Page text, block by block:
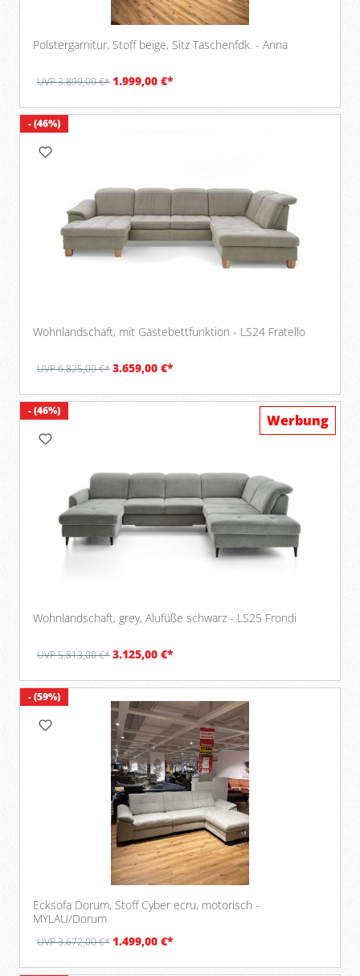
Polstergarnitur, Stoff beige, Sitz Taschenfdk. - Anna
UVP 3.899,00 €*1.999,00 €*
- (46%)
Wohnlandschaft, mit Gästebettfunktion - LS24 Fratello
UVP 6.825,00 €*3.659,00 €*
- (46%)
Wohnlandschaft, grey, Alufüße schwarz - LS25 Frondi
UVP 5.813,00 €*3.125,00 €*
Werbung
- (59%)
Ecksofa Dorum, Stoff Cyber ecru, motorisch -
MYLAU/Dorum
UVP 3.672,00 €*1.499,00 €*